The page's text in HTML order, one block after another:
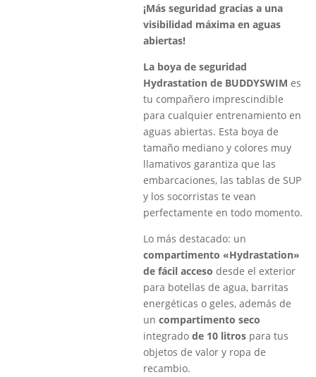
¡Más seguridad gracias a una
visibilidad máxima en aguas
abiertas!
La boya de seguridad
Hydrastation de BUDDYSWIM es
tu compañero imprescindible
para cualquier entrenamiento en
aguas abiertas. Esta boya de
tamaño mediano y colores muy
llamativos garantiza que las
embarcaciones, las tablas de SUP
y los socorristas te vean
perfectamente en todo momento.
Lo más destacado: un
compartimento «Hydrastation»
de fácil acceso desde el exterior
para botellas de agua, barritas
energéticas o geles, además de
un compartimento seco
integrado de 10 litrospara tus
objetos de valor y ropa de
recambio.